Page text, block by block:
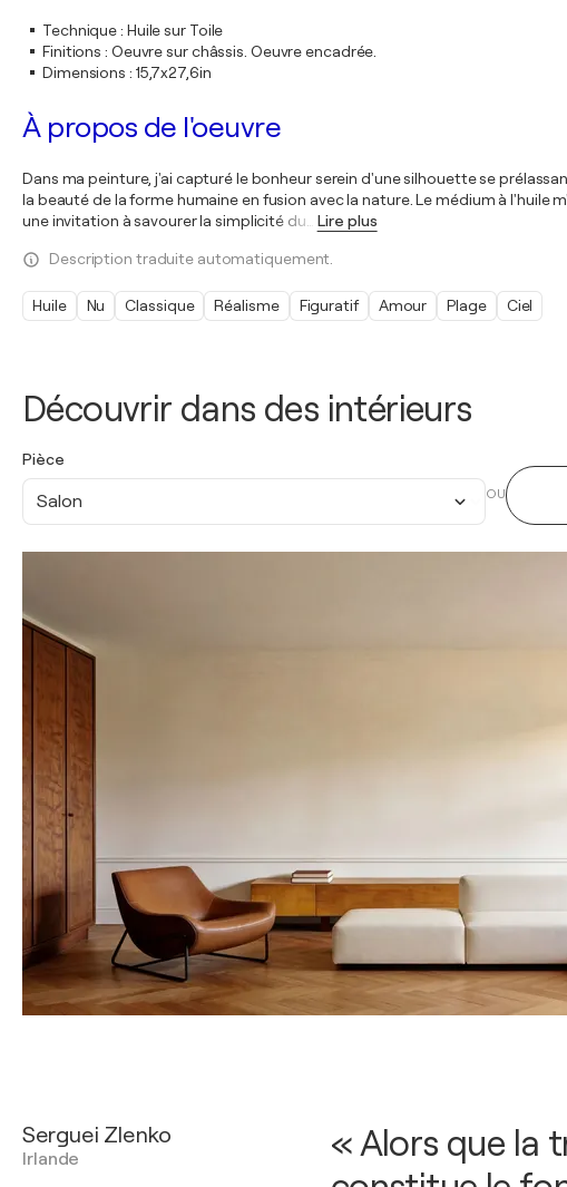
Découvrir dans des intérieurs
Pièce
Salon OU
Technique: Huile sur Toile
Finitions : Oeuvre sur châssis. Oeuvre encadrée.
Dimensions : 15,7x27,6in
À propos de l'oeuvre
Dans ma peinture, j'ai capturé le bonheur serein d'une silhouette se
la beauté de la forme humaine en fusion avec la nature. Le médium à
une invitation à savourer la simplicité du
Lire plus
Description traduite automatiquement.
Huile Nu Classique Réalisme Figuratif Amour Plage Ciel
Serguei Zlenko
Irlande
« Alors que la